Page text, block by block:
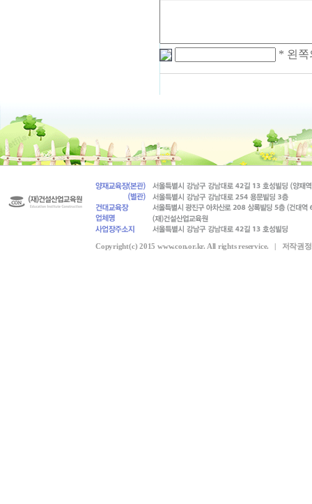
* 왼쪽
Copyright(c) 2015 www.con.or.kr. All rights reservice. | 저작권